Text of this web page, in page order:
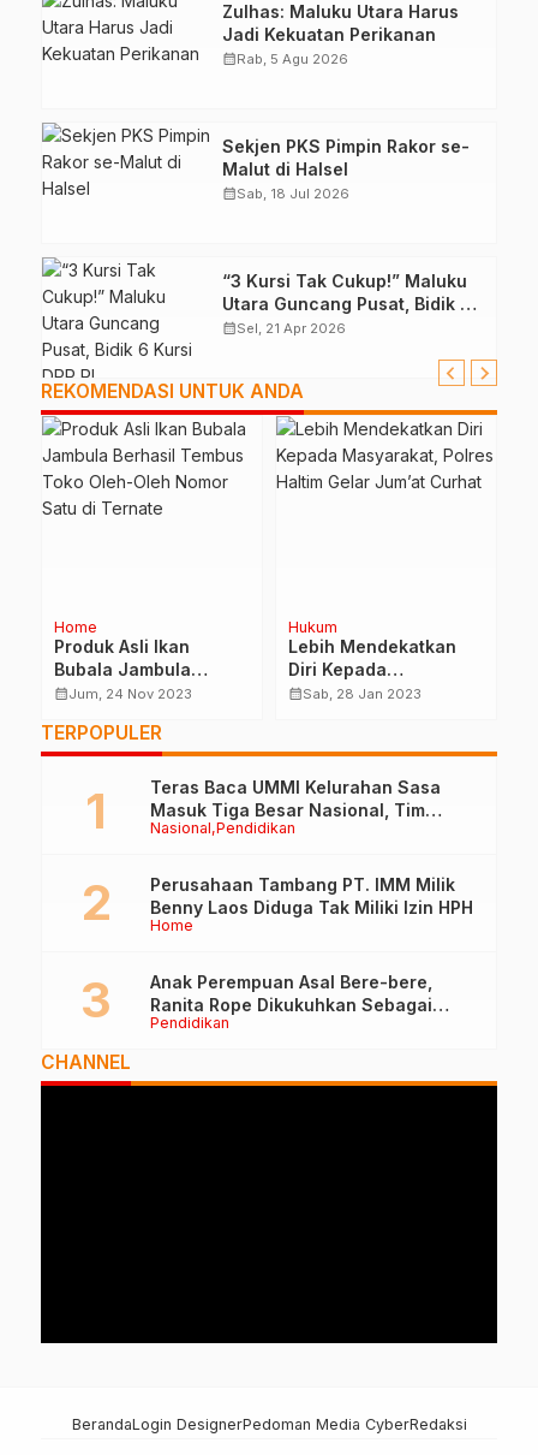
Zulhas: Maluku Utara Harus
Jadi Kekuatan Perikanan
calendar_monthRab, 5 Agu 2026
Sekjen PKS Pimpin Rakor se-
Malut di Halsel
calendar_monthSab, 18 Jul 2026
“3 Kursi Tak Cukup!” Maluku
Utara Guncang Pusat, Bidik 6
Kursi DPR RI
calendar_monthSel, 21 Apr 2026
REKOMENDASI UNTUK ANDA
Home
Produk Asli Ikan
Bubala Jambula
Berhasil Tembus Toko
di Ternate
calendar_monthJum, 24 Nov 2023
Hukum
Lebih Mendekatkan
Diri Kepada
Masyarakat, Polres
calendar_monthSab, 28 Jan 2023
TERPOPULER
Nasional Pendidikan
Teras Baca UMMI Kelurahan Sasa
Masuk Tiga Besar Nasional, Tim
Penilai Lakukan Visitasi di Ternate
Home
Perusahaan Tambang PT. IMM Milik
Benny Laos Diduga Tak Miliki Izin HPH
Pendidikan
Anak Perempuan Asal Bere-bere,
Ranita Rope Dikukuhkan Sebagai
Guru Besar dan Rektor Ummu
CHANNEL
BerandaLogin DesignerPedoman Media CyberRedaksi